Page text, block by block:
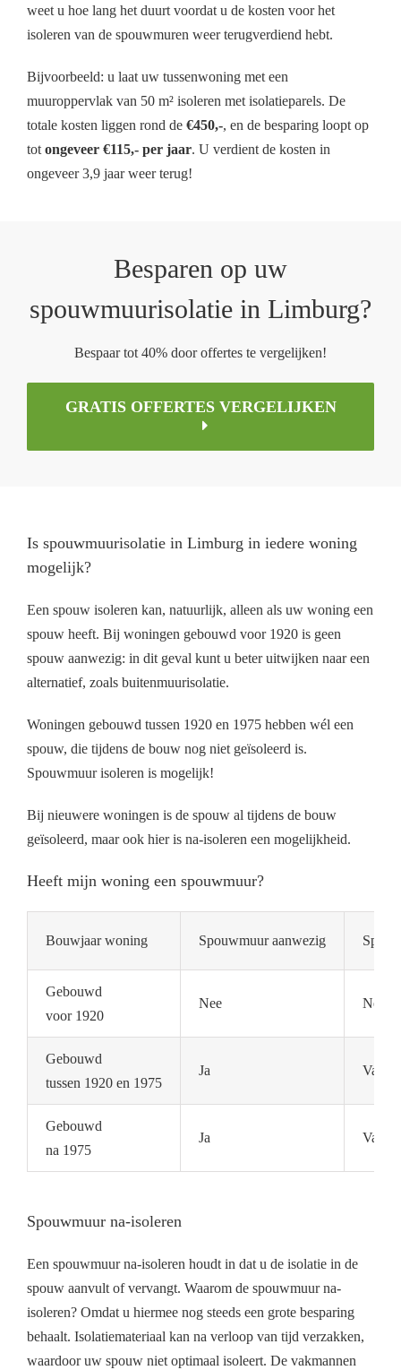
weet u hoe lang het duurt voordat u de kosten voor het
isoleren van de spouwmuren weer terugverdiend hebt.
Bijvoorbeeld: u laat uw tussenwoning met een
muuroppervlak van 50 m² isoleren met isolatieparels. De
totale kosten liggen rond de €450,-, en de besparing loopt op
totongeveer €115,- per jaar. U verdient de kosten in
ongeveer 3,9 jaar weer terug!
Besparen op uw
spouwmuurisolatie in Limburg?
Bespaar tot 40% door offertes te vergelijken!
GRATIS OFFERTES VERGELIJKEN
Is spouwmuurisolatie in Limburg in iedere woning
mogelijk?
Een spouw isoleren kan, natuurlijk, alleen als uw woning een
spouw heeft. Bij woningen gebouwd voor 1920 is geen
spouw aanwezig: in dit geval kunt u beter uitwijken naar een
alternatief, zoals buitenmuurisolatie.
Woningen gebouwd tussen 1920 en 1975 hebben wél een
spouw, die tijdens de bouw nog niet geïsoleerd is.
Spouwmuur isoleren is mogelijk!
Bij nieuwere woningen is de spouw al tijdens de bouw
geïsoleerd, maar ook hier is na-isoleren een mogelijkheid.
Heeft mijn woning een spouwmuur?
Bouwjaar woning Spouwmuur aanwezig
Gebouwd
voor 1920
Nee Nee
Gebouwd
tussen 1920 en 1975
Ja Vaak
Gebouwd
na 1975
Ja Vaak
Spouwmuur na-isoleren
Een spouwmuur na-isoleren houdt in dat u de isolatie in de
spouw aanvult of vervangt. Waarom de spouwmuur na-
isoleren? Omdat u hiermee nog steeds een grote besparing
behaalt. Isolatiemateriaal kan na verloop van tijd verzakken,
waardoor uw spouw niet optimaal isoleert. De vakmannen